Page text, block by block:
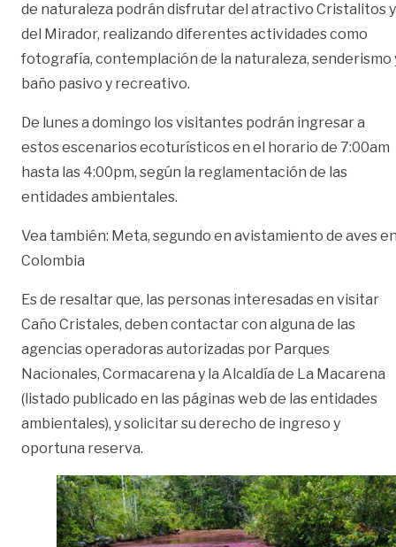
de naturaleza podrán disfrutar del atractivo Cristalitos y
del Mirador, realizando diferentes actividades como
fotografía, contemplación de la naturaleza, senderismo
baño pasivo y recreativo.
De lunes a domingo los visitantes podrán ingresar a
estos escenarios ecoturísticos en el horario de 7:00am
hasta las 4:00pm, según la reglamentación de las
entidades ambientales.
Vea también: Meta, segundo en avistamiento de aves
Colombia
Es de resaltar que, las personas interesadas en visitar
Caño Cristales, deben contactar con alguna de las
agencias operadoras autorizadas por Parques
Nacionales, Cormacarena y la Alcaldía de La Macarena
(listado publicado en las páginas web de las entidades
ambientales), y solicitar su derecho de ingreso y
oportuna reserva.